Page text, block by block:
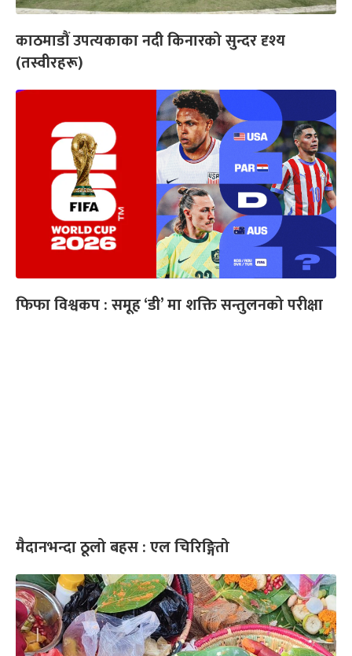
काठमाडौं उपत्यकाका नदी किनारको सुन्दर दृश्य
(तस्वीरहरू)
फिफा विश्वकप : समूह ‘डी’ मा शक्ति सन्तुलनको परीक्षा
मैदानभन्दा ठूलो बहस : एल चिरिङ्गितो